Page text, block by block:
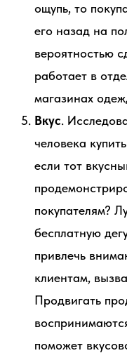
ощупь, то
его назад на
вероятностью
работает в
магазинах
Вкус.
человека
если тот
покупателям?
бесплатную
привлечь
клиентам,
Продвигать
поможет